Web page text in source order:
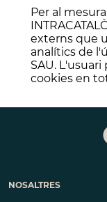
Per al
externs que
analítics de
SAU.
cookies en
NOSALTRES